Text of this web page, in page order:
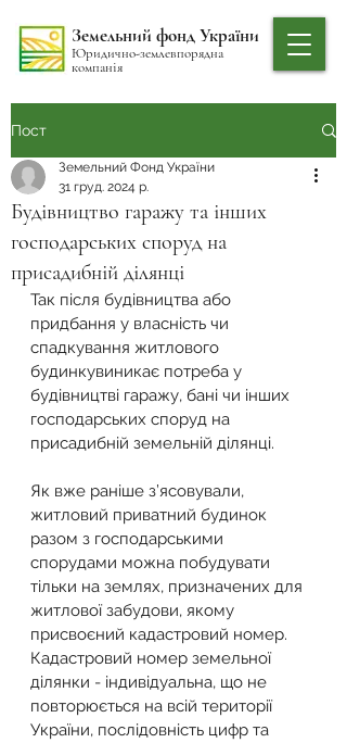
Земельний фонд України
Юридично-землевпорядна
компанія
Пост
Будівництво гаражу та інших
господарських споруд на
присадибній ділянці
Земельний Фонд України
31 груд. 2024 р.
Так після будівництва або
придбання у власність чи
спадкування житлового
будинкувиникає потреба у
будівництві гаражу, бані чи інших
господарських споруд на
присадибній земельній ділянці.
Як вже раніше з’ясовували,
житловий приватний будинок
разом з господарськими
спорудами можна побудувати
тільки на землях, призначених для
житлової забудови, якому
присвоєний кадастровий номер.
Кадастровий номер земельної
ділянки - індивідуальна, що не
повторюється на всій території
України, послідовність цифр та